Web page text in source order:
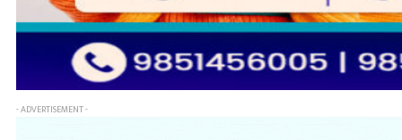
- ADVERTISEMENT -